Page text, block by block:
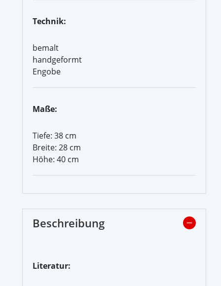
Technik:
bemalt
handgeformt
Engobe
Maße:
Tiefe: 38 cm
Breite: 28 cm
Höhe: 40 cm
Beschreibung
Literatur: